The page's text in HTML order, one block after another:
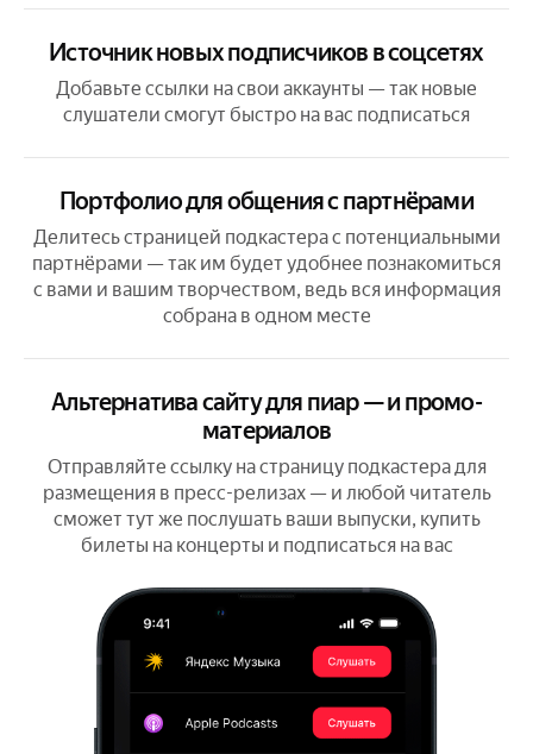
Источник новых подписчиков в соцсетях
Добавьте ссылки на свои аккаунты — так новые
слушатели смогут быстро на вас подписаться
Портфолио для общения с партнёрами
Делитесь страницей подкастера с потенциальными
партнёрами —так им будет удобнее познакомиться
с вами и вашим творчеством, ведь вся информация
собрана в одном месте
Альтернатива сайту для пиар — и промо-
материалов
Отправляйте ссылку на страницу подкастера для
размещения в пресс-релизах — и любой читатель
сможет тут же послушать ваши выпуски, купить
билеты на концерты и подписаться на вас